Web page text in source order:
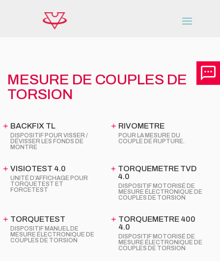
MESURE DE COUPLES DE
TORSION
BACKFIX TL
DISPOSITIF POUR VISSER /
DÉVISSER LES FONDS DE
MONTRE
RIVOMETRE
POUR LA MESURE DU
COUPLE DE RUPTURE.
VISIOTEST 4.0
UNITÉ D’AFFICHAGE POUR
TORQUETEST ET
FORCETEST
TORQUEMETRE TVD
4.0
DISPOSITIF MOTORISÉ DE
MESURE ÉLECTRONIQUE DE
COUPLES DE TORSION
TORQUETEST
DISPOSITIF MANUEL DE
MESURE ÉLECTRONIQUE DE
COUPLES DE TORSION
TORQUEMETRE 400
4.0
DISPOSITIF MOTORISÉ DE
MESURE ÉLECTRONIQUE DE
COUPLES DE TORSION